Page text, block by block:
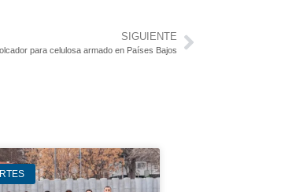
SIGUIENTE
para celulosa armado en Países Bajos